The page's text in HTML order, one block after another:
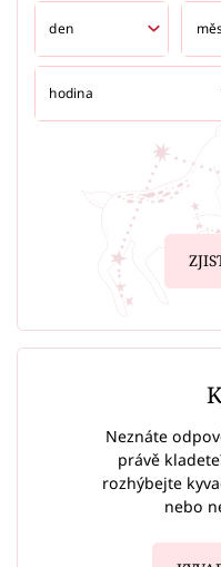
Neznáte
právě
rozhýbejte
nebo